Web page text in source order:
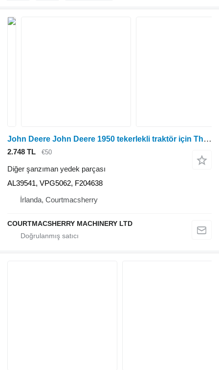
John Deere John Deere 1950 tekerlekli traktör için Throw-out Bearing John Deere 1950 Atma Yatağı Al39541, Vpg5062, F204638 AL39541
2.748 TL €50
Diğer şanzıman yedek parçası
AL39541, VPG5062, F204638
İrlanda, Courtmacsherry
COURTMACSHERRY MACHINERY LTD